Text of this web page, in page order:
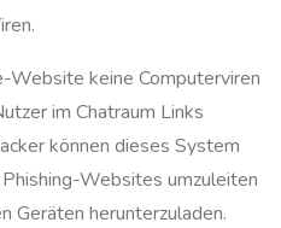
keine Computerviren
im Chatraum Links
können dieses System
Websites umzuleiten
Geräten herunterzuladen.